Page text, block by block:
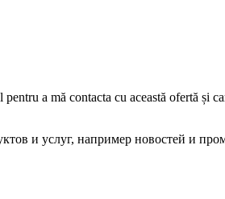
a mă contacta cu această ofertă și
и услуг, например новостей и